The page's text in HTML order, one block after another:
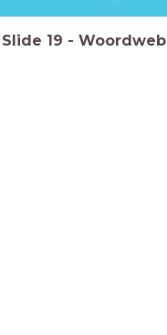
Slide 19 - Woordweb